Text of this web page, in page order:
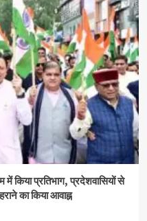
में किया प्रतिभाग, प्रदेशवासियों से
का किया आवाह्न